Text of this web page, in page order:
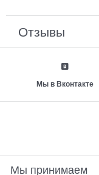
Отзывы
Мы в Вконтакте
Мы принимаем